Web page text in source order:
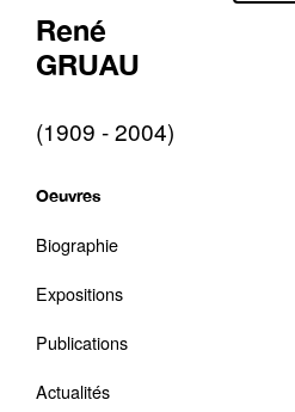
René
GRUAU
(1909 - 2004)
Oeuvres
Biographie
Expositions
Publications
Actualités